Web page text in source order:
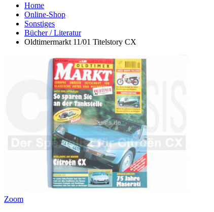
Home
Online-Shop
Sonstiges
Bücher / Literatur
Oldtimermarkt 11/01 Titelstory CX
Zoom